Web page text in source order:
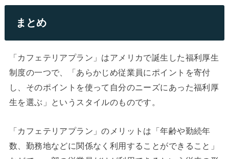
まとめ
「カフェテリアプラン」はアメリカで誕生した福利厚生
制度の一つで、「あらかじめ従業員にポイントを寄付
し、そのポイントを使って自分のニーズにあった福利厚
生を選ぶ」というスタイルのものです。
「カフェテリアプラン」のメリットは「年齢や勤続年
数、勤務地などに関係なく利用することができること」